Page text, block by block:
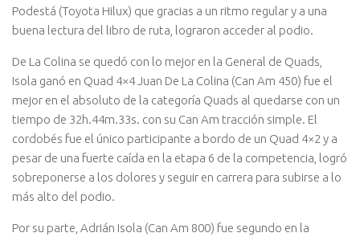
Podestá (Toyota Hilux) que gracias a un ritmo regular y a una
buena lectura del libro de ruta, lograron acceder al podio.
De La Colina se quedó con lo mejor en la General de Quads,
Isola ganó en Quad 4×4 Juan De La Colina (Can Am 450) fue el
mejor en el absoluto de la categoría Quads al quedarse con un
tiempo de 32h.44m.33s. con su Can Am tracción simple. El
cordobés fue el único participante a bordo de un Quad 4×2 y a
pesar de una fuerte caída en la etapa 6 de la competencia, logró
sobreponerse a los dolores y seguir en carrera para subirse a lo
más alto del podio.
Por su parte, Adrián Isola (Can Am 800) fue segundo en la